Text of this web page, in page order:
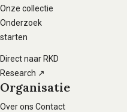
hoofdnavigatie
Onze collectie
Onderzoek
starten
Direct naar RKD
Research ↗
Organisatie
Over ons Contact